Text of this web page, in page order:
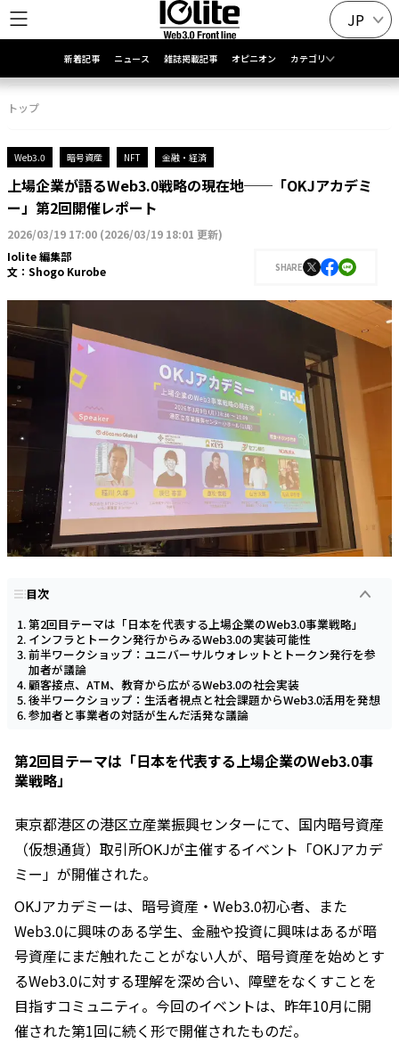
JP
新着記事 ニュース 雑誌掲載記事 オピニオン カテゴリ
トップ
Web3.0 暗号資産 NFT 金融・経済
上場企業が語るWeb3.0戦略の現在地──「OKJアカデミ
ー」第2回開催レポート
2026/03/19 17:00 (2026/03/19 18:01 更新)
Iolite 編集部
文： Shogo Kurobe SHARE
目次
第2回目テーマは「日本を代表する上場企業のWeb3.0事業戦略」
インフラとトークン発行からみるWeb3.0の実装可能性
前半ワークショップ：ユニバーサルウォレットとトークン発行を参
加者が議論
顧客接点、ATM、教育から広がるWeb3.0の社会実装
後半ワークショップ：生活者視点と社会課題からWeb3.0活用を発想
参加者と事業者の対話が生んだ活発な議論
第2回目テーマは「日本を代表する上場企業のWeb3.0事
業戦略」
東京都港区の港区立産業振興センターにて、国内暗号資産
（仮想通貨）取引所OKJが主催するイベント「OKJアカデ
ミー」が開催された。
OKJアカデミーは、暗号資産・Web3.0初心者、また
Web3.0に興味のある学生、金融や投資に興味はあるが暗
号資産にまだ触れたことがない人が、暗号資産を始めとす
るWeb3.0に対する理解を深め合い、障壁をなくすことを
目指すコミュニティ。今回のイベントは、昨年10月に開
催された第1回に続く形で開催されたものだ。